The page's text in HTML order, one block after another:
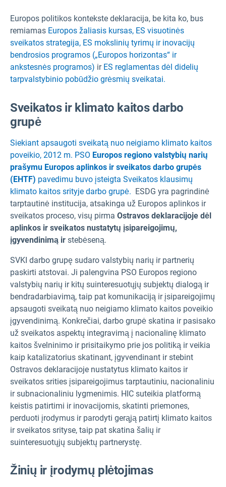
Europos politikos kontekste deklaracija, be kita ko, bus
remiamas Europos žaliasis kursas, ES visuotinės
sveikatos strategija, ES mokslinių tyrimų ir inovacijų
bendrosios programos („Europos horizontas“ ir
ankstesnės programos) ir ES reglamentas dėl didelių
tarpvalstybinio pobūdžio grėsmių sveikatai.
Sveikatos ir klimato kaitos darbo
grupė
Siekiant apsaugoti sveikatą nuo neigiamo klimato kaitos
poveikio, 2012 m. PSO Europos regiono valstybių narių
prašymu Europos aplinkos ir sveikatos darbo grupės
(EHTF) pavedimu buvo įsteigta Sveikatos klausimų
klimato kaitos srityje darbo grupė. ESDG yra pagrindinė
tarptautinė institucija, atsakinga už Europos aplinkos ir
sveikatos proceso, visų pirma Ostravos deklaracijoje dėl
aplinkos ir sveikatos nustatytų įsipareigojimų,
įgyvendinimą ir stebėseną.
SVKI darbo grupę sudaro valstybių narių ir partnerių
paskirti atstovai. Ji palengvina PSO Europos regiono
valstybių narių ir kitų suinteresuotųjų subjektų dialogą ir
bendradarbiavimą, taip pat komunikaciją ir įsipareigojimų
apsaugoti sveikatą nuo neigiamo klimato kaitos poveikio
įgyvendinimą. Konkrečiai, darbo grupė skatina ir pasisako
už sveikatos aspektų integravimą į nacionalinę klimato
kaitos švelninimo ir prisitaikymo prie jos politiką ir veikia
kaip katalizatorius skatinant, įgyvendinant ir stebint
Ostravos deklaracijoje nustatytus klimato kaitos ir
sveikatos srities įsipareigojimus tarptautiniu, nacionaliniu
ir subnacionaliniu lygmenimis. HIC suteikia platformą
keistis patirtimi ir inovacijomis, skatinti priemones,
perduoti įrodymus ir parodyti gerąją patirtį klimato kaitos
ir sveikatos srityse, taip pat skatina šalių ir
suinteresuotųjų subjektų partnerystę.
Žinių ir įrodymų plėtojimas